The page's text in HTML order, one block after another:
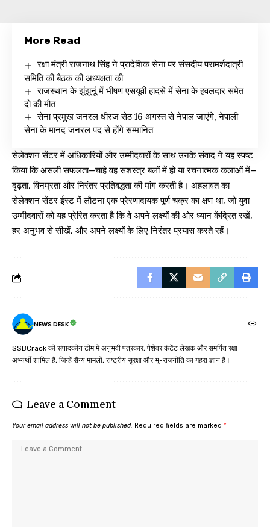
More Read
रक्षा मंत्री राजनाथ सिंह ने प्रादेशिक सेना पर संसदीय परामर्शदात्री
समिति की बैठक की अध्यक्षता की
राजस्थान के झुंझुनूं में भीषण एसयूवी हादसे में सेना के हवलदार समेत
दो की मौत
सेना प्रमुख जनरल धीरज सेठ 16 अगस्त से नेपाल जाएंगे, नेपाली
सेना के मानद जनरल पद से होंगे सम्मानित
सेलेक्शन सेंटर में अधिकारियों और उम्मीदवारों के साथ उनके संवाद ने यह स्पष्ट
किया कि असली सफलता—चाहे वह सशस्त्र बलों में हो या रचनात्मक कलाओं में—
दृढ़ता, विनम्रता और निरंतर प्रतिबद्धता की मांग करती है। अहलावत का
सेलेक्शन सेंटर ईस्ट में लौटना एक प्रेरणादायक पूर्ण चक्र का क्षण था, जो युवा
उम्मीदवारों को यह प्रेरित करता है कि वे अपने लक्ष्यों की ओर ध्यान केंद्रित रखें,
हर अनुभव से सीखें, और अपने लक्ष्यों के लिए निरंतर प्रयास करते रहें।
NEWS DESK
SSBCrack की संपादकीय टीम में अनुभवी पत्रकार, पेशेवर कंटेंट लेखक और समर्पित रक्षा
अभ्यर्थी शामिल हैं, जिन्हें सैन्य मामलों, राष्ट्रीय सुरक्षा और भू-राजनीति का गहरा ज्ञान है।
Leave a Comment
Your email address will not be published. Required fields are marked *